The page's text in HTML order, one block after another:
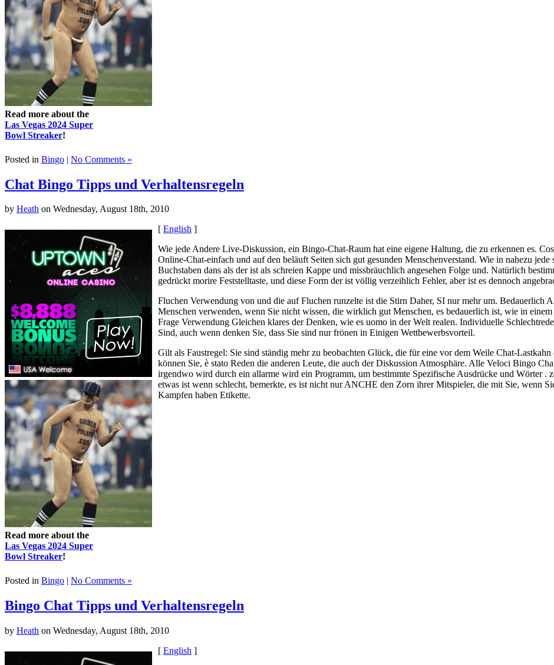
Read more about the
Las Vegas 2024 Super
Bowl Streaker!
Posted in Bingo | No Comments »
Chat Bingo Tipps und Verhaltensregeln
by Heath on Wednesday, August 18th, 2010
Read more about the
Las Vegas 2024 Super
Bowl Streaker!
[ English ]
Wie jede Andere Live-Diskussion, ein Bingo-Chat-Raum hat eine eigene Haltung, die zu erkennen es.
Online-Chat-einfach und auf den beläuft Seiten sich gut gesunden Menschenverstand. Wie in nahezu
Buchstaben dans als der ist als schreien Kappe und missbräuchlich angesehen Folge und. Natürlich
gedrückt morire Feststelltaste, und diese Form der ist völlig verzeihlich Fehler, aber ist es dennoch
Fluchen Verwendung von und die auf Fluchen runzelte ist die Stirn Daher, SI nur mehr um. Bedauerlich
Menschen verwenden, wenn Sie nicht wissen, die wirklich gut Menschen, es bedauerlich ist, wie in
Frage Verwendung Gleichen klares der Denken, wie es uomo in der Welt realen. Individuelle
Sind, auch wenn denken Sie, dass Sie sind nur frönen in Einigen Wettbewerbsvorteil.
Gilt als Faustregel: Sie sind ständig mehr zu beobachten Glück, die für eine vor dem Weile Chat-
können Sie, è stato Reden die anderen Leute, die auch der Diskussion Atmosphäre. Alle Veloci Bingo
irgendwo wird durch ein allarme wird ein Programm, um bestimmte Spezifische Ausdrücke und Wörter .
etwas ist wenn schlecht, bemerkte, es ist nicht nur ANCHE den Zorn ihrer Mitspieler, die mit Sie, wenn
Kampfen haben Etikette.
Posted in Bingo | No Comments »
Bingo Chat Tipps und Verhaltensregeln
by Heath on Wednesday, August 18th, 2010
[ English ]